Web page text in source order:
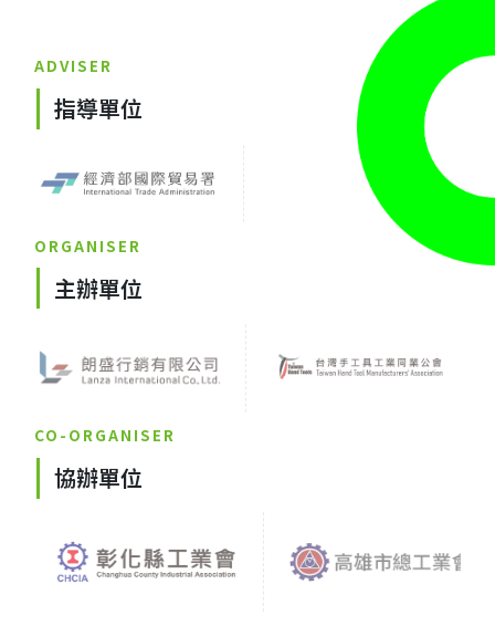
ADVISER
指導單位
ORGANISER
主辦單位
CO-ORGANISER
協辦單位